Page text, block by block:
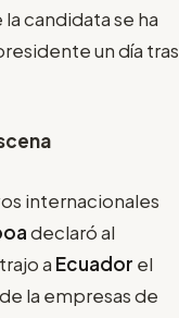
candidata se ha
un día tras
internacionales
declaró al
trajo a Ecuador el
la empresas de